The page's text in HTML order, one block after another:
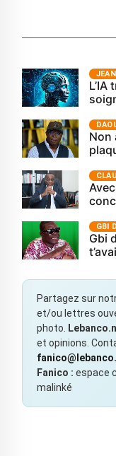
Non
GBI
Gbi
Partagez sur
et/ou lettres
photo.
et opinions.
Fanico : espace
malinké